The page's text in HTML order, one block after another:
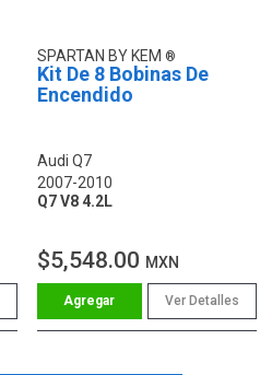
SPARTAN BY KEM
Kit De 8 Bobinas De
Encendido
Audi Q7
2007-2010
Q7 V8 4.2L
$5,548.00 MXN
Ver Detalles